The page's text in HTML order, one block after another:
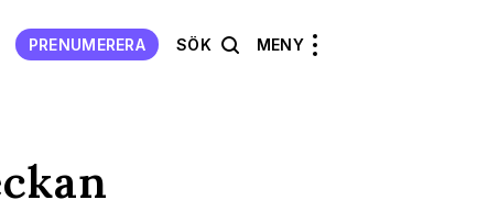
PRENUMERERA SÖK MENY